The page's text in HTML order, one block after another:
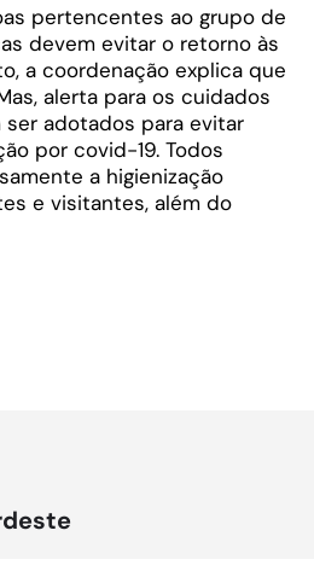
pertencentes ao grupo de
devem evitar o retorno às
a coordenação explica que
alerta para os cuidados
adotados para evitar
por covid-19. Todos
a higienização
e visitantes, além do